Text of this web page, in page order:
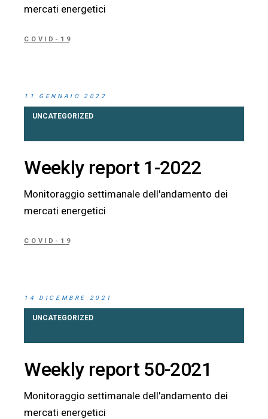
mercati energetici
COVID-19
11 GENNAIO 2022
UNCATEGORIZED
Weekly report 1-2022
Monitoraggio settimanale dell'andamento dei
mercati energetici
COVID-19
14 DICEMBRE 2021
UNCATEGORIZED
Weekly report 50-2021
Monitoraggio settimanale dell'andamento dei
mercati energetici